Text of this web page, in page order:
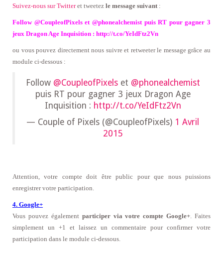
Suivez-nous sur Twitteret tweetez le message suivant:
Follow @CoupleofPixels et @phonealchemist puis RT pour gagner 3
jeux Dragon Age Inquisition : http://t.co/YeIdFtz2Vn
ou vous pouvez directement nous suivre et retweeter le message grâce au
module ci-dessous :
Follow @CoupleofPixelset @phonealchemist
puis RT pour gagner 3 jeux Dragon Age
Inquisition : http://t.co/YeIdFtz2Vn
— Couple of Pixels (@CoupleofPixels) 1 Avril
2015
Attention, votre compte doit être public pour que nous puissions
enregistrer votre participation.
4. Google+
Vous pouvez également participer via votre compte Google+. Faites
simplement un +1 et laissez un commentaire pour confirmer votre
participation dans le module ci-dessous.